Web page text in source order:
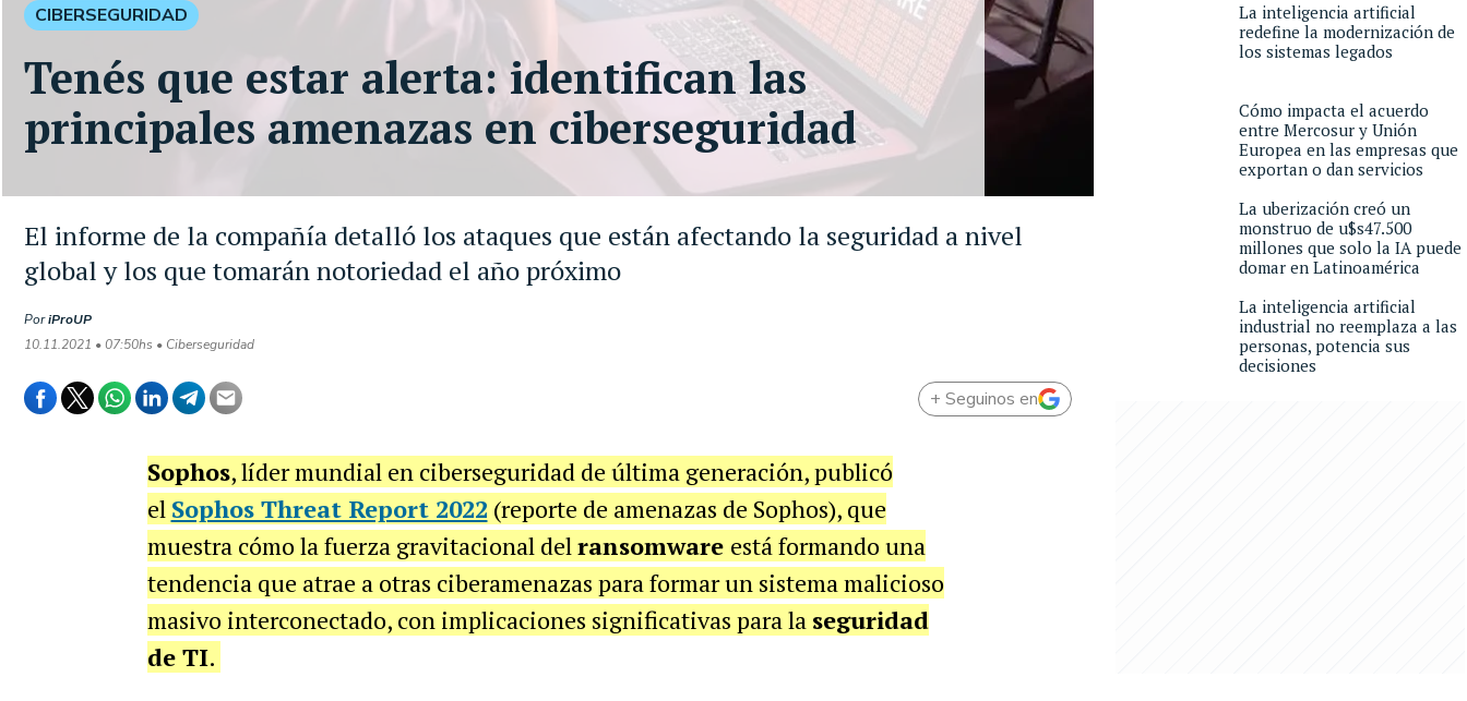
El informe de la compañía detalló los ataques que están afectando la seguridad a nivel
global y los que tomarán notoriedad el año próximo
PoriProUP
10.11.2021 • 07:50hs • Ciberseguridad
CIBERSEGURIDAD
Tenés que estar alerta: identifican las
principales amenazas en ciberseguridad
+ Seguinos en
Sophos, líder mundial en ciberseguridad de última generación, publicó
el Sophos Threat Report 2022 (reporte de amenazas de Sophos), que
muestra cómo la fuerza gravitacional delransomware está formando una
tendencia que atrae a otras ciberamenazas para formar un sistema malicioso
masivo interconectado, con implicaciones significativas para la seguridad
de TI.
La inteligencia artificial
redefine la modernización de
los sistemas legados
Cómo impacta el acuerdo
entre Mercosur y Unión
Europea en las empresas que
exportan o dan servicios
La uberización creó un
monstruo de u$s47.500
millones que solo la IA puede
domar en Latinoamérica
La inteligencia artificial
industrial no reemplaza a las
personas, potencia sus
decisiones